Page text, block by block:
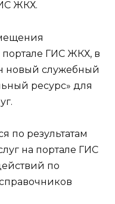
ЖКХ.
ГИС ЖКХ, в
новый служебный
ресурс» для
по результатам
на портале ГИС
по